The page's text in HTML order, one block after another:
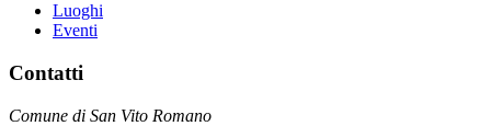
Luoghi
Eventi
Contatti
Comune di San Vito Romano